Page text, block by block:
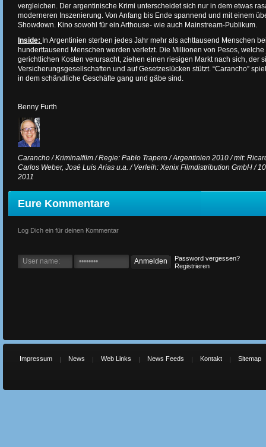
vergleichen. Der argentinische Krimi unterscheidet sich nur in dem etwas
moderneren Inszenierung. Von Anfang bis Ende spannend und mit einem
Showdown. Kino sowohl für ein Arthouse- wie auch Mainstream-Publikum.
Inside: In Argentinien sterben jedes Jahr mehr als achttausend Menschen
hunderttausend Menschen werden verletzt. Die Millionen von Pesos,
gerichtlichen Kosten verursacht, ziehen einen riesigen Markt nach sich, der
Versicherungsgesellschaften und auf Gesetzeslücken stützt. “Carancho”
in dem schändliche Geschäfte gang und gäbe sind.
Benny Furth
Carancho / Kriminalfilm / Regie: Pablo Trapero / Argentinien 2010 / mit:
Carlos Weber, José Luis Arias u.a. / Verleih: Xenix Filmdistribution GmbH /
2011
Eure Kommentare
Log Dich ein für deinen Kommentar
Password vergessen?
Registrieren
Impressum News Web Links News Feeds Kontakt Sitemap